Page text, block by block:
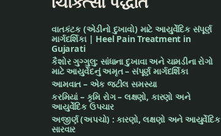
कुछ
पीपल
વાતકંટક (એડીનો દુખાવો) માટે આયુર્વેદિક સંપૂર્ણ
માર્ગદર્શિકા | Heel Pain Treatment in
Gujarati
કૈશોર ગુગ્ગુલુ: સાંધાના દુખાવા અને ચામડીના રોગો
માટે આયુર્વેદનું અમૃત – સંપૂર્ણ માર્ગદર્શિકા
આમવાત – એક જટીલ સમસ્યા
કરમિયાં – કૃમિ રોગ – લક્ષણો, કારણો અને
આયુર્વેદિક ઉપચાર
અજીર્ણ (અપચો) : કારણો, લક્ષણો અને આયુર્વેદિક
સારવાર